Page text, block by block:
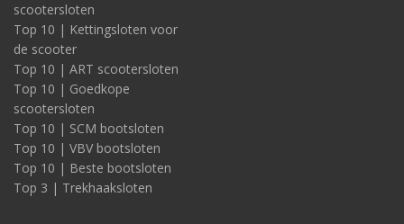
scootersloten
Top 10 | Kettingsloten voor
de scooter
Top 10 | ART scootersloten
Top 10 | Goedkope
scootersloten
Top 10 | SCM bootsloten
Top 10 | VBV bootsloten
Top 10 | Beste bootsloten
Top 3 | Trekhaaksloten